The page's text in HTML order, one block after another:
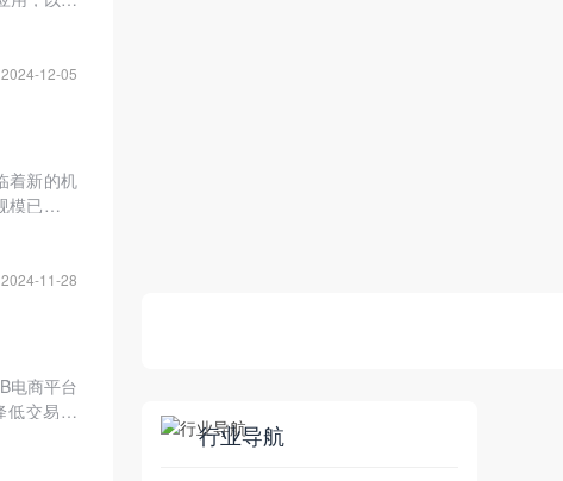
2024-12-05
着新的机
已经超
，传统
展。
2024-11-28
电商平台
低交易成
行业导航